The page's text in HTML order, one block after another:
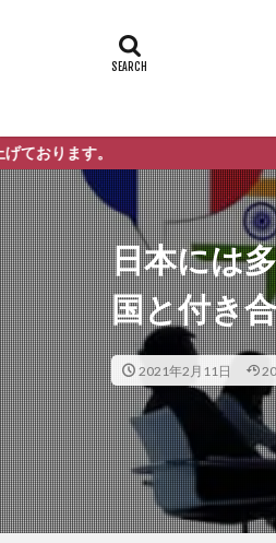
日本には
国と付き
2021年2月11日